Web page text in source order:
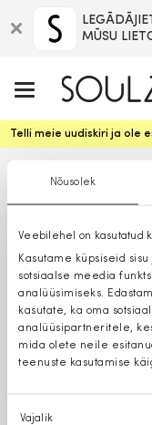
Nõusolek
Veebilehel on kasutatud
Kasutame küpsiseid
sotsiaalse meedia
analüüsimiseks.
kasutate, ka oma
analüüsipartneritele,
mida olete neile
teenuste kasutamise
Nõusoleku
Vajalik
MŪSU
Telli meie uudiskiri ja ole